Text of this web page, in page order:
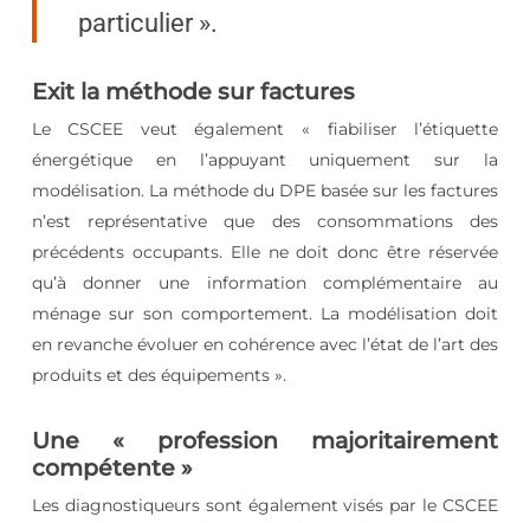
particulier ».
Exit la méthode sur factures
Le CSCEE veut également « fiabiliser l’étiquette
énergétique en l’appuyant uniquement sur la
modélisation. La méthode du DPE basée sur les factures
n’est représentative que des consommations des
précédents occupants. Elle ne doit donc être réservée
qu’à donner une information complémentaire au
ménage sur son comportement. La modélisation doit
en revanche évoluer en cohérence avec l’état de l’art des
produits et des équipements ».
Une « profession majoritairement
compétente »
Les diagnostiqueurs sont également visés par le CSCEE